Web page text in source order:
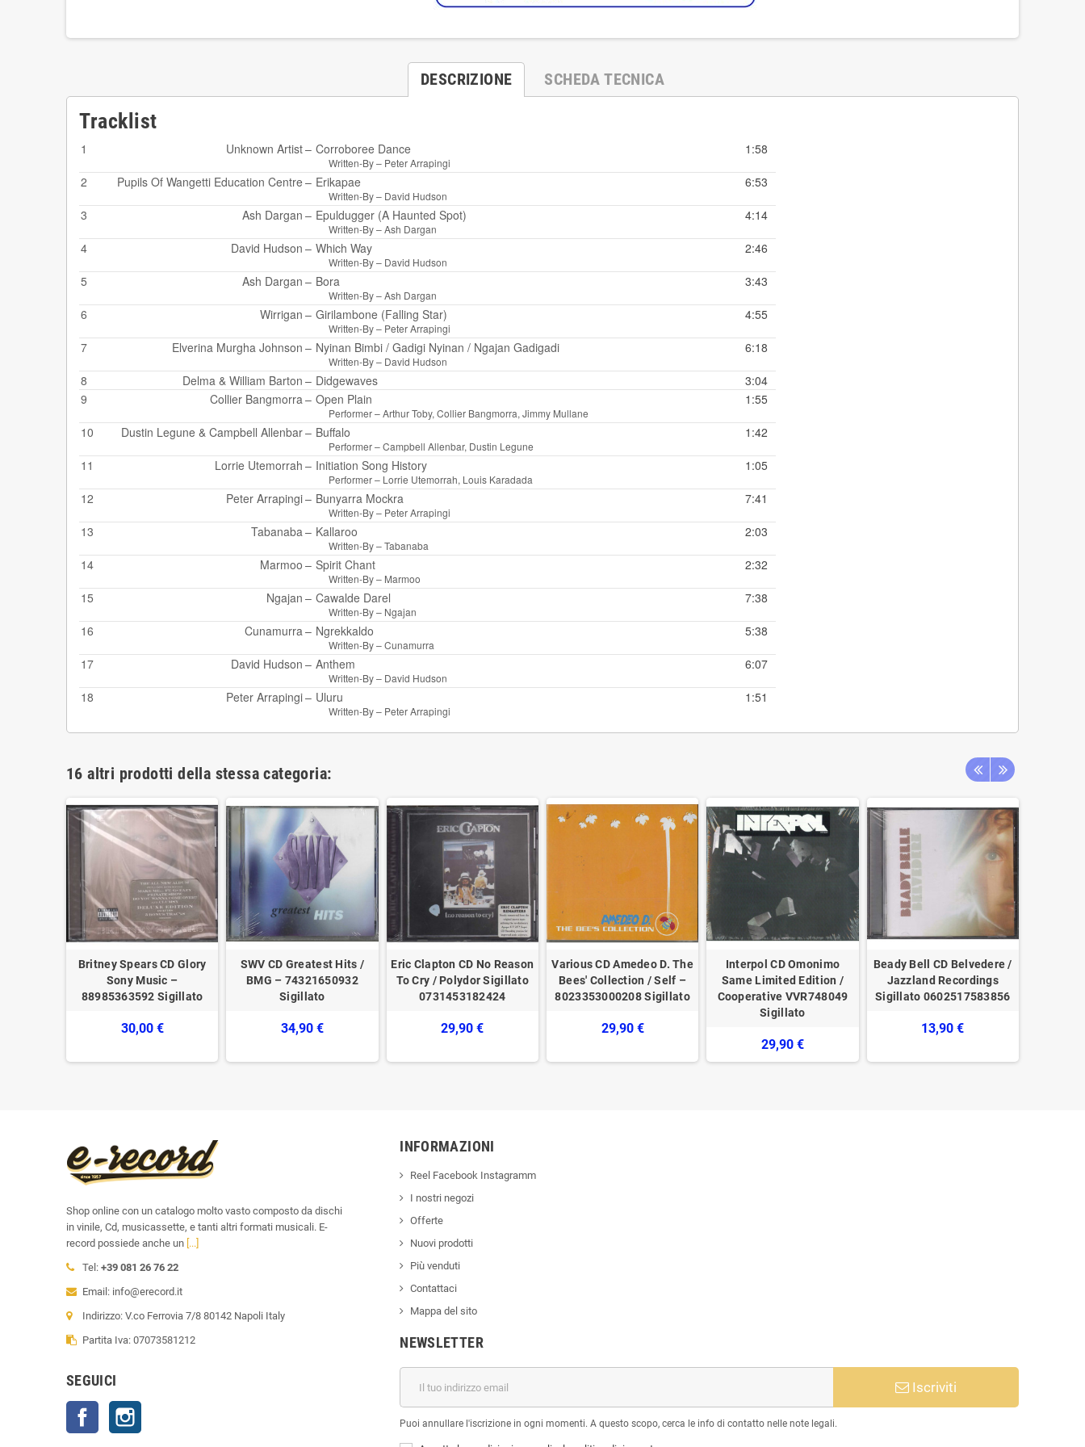
DESCRIZIONE SCHEDA TECNICA
Tracklist
1 Unknown Artist– Corroboree Dance
Written-By – Peter Arrapingi
1:58
2 Pupils Of Wangetti Education Centre – Erikapae
Written-By – David Hudson
6:53
3 Ash Dargan – Epuldugger (A Haunted Spot)
Written-By –Ash Dargan
4:14
4 David Hudson – Which Way
Written-By – David Hudson
2:46
5 Ash Dargan – Bora
Written-By –Ash Dargan
3:43
6 Wirrigan – Girilambone (Falling Star)
Written-By – Peter Arrapingi
4:55
7 Elverina Murgha Johnson – Nyinan Bimbi / Gadigi Nyinan / Ngajan Gadigadi
Written-By – David Hudson
6:18
8 Delma & William Barton – Didgewaves
3:04
9
Collier Bangmorra – Open Plain
Performer –Arthur Toby, Collier Bangmorra, Jimmy Mullane
1:55
10 Dustin Legune & Campbell Allenbar– Buffalo
Performer –Campbell Allenbar, Dustin Legune
1:42
11 Lorrie Utemorrah – Initiation Song History
Performer – Lorrie Utemorrah, Louis Karadada
1:05
12 Peter Arrapingi– Bunyarra Mockra
Written-By – Peter Arrapingi
7:41
13 Tabanaba – Kallaroo
Written-By –Tabanaba
2:03
14 Marmoo – Spirit Chant
Written-By – Marmoo
2:32
15 Ngajan – Cawalde Darel
Written-By – Ngajan
7:38
16 Cunamurra – Ngrekkaldo
Written-By –Cunamurra
5:38
17 David Hudson – Anthem
Written-By – David Hudson
6:07
18 Peter Arrapingi– Uluru
Written-By – Peter Arrapingi
1:51
16 altri prodotti della stessa categoria:
Britney Spears CD Glory
Sony Music –
88985363592 Sigillato
30,00 €
SWV CD Greatest Hits /
BMG – 74321650932
Sigillato
34,90 €
Eric Clapton CD No Reason
To Cry / Polydor Sigillato
0731453182424
29,90 €
Various ‎CD Amedeo D. The
Bees' Collection / Self –
8023353000208 Sigillato
29,90 €
Interpol CD Omonimo
Same Limited Edition /
Cooperative VVR748049
Sigillato
29,90 €
Beady Bell CD Belvedere /
Jazzland Recordings
Sigillato 0602517583856
13,90 €
Shop online con un catalogo molto vasto composto da dischi
in vinile, Cd, musicassette, e tanti altri formati musicali. E-
record possiede anche un [...]
Tel: +39 081 26 76 22
Email: info@erecord.it
Indirizzo: V.co Ferrovia 7/8 80142 Napoli Italy
Partita Iva: 07073581212
SEGUICI
Facebook
INFORMAZIONI
Reel Facebook Instagramm
I nostri negozi
Offerte
Nuovi prodotti
Più venduti
Contattaci
Mappa del sito
NEWSLETTER
Iscriviti
Puoi annullare l'iscrizione in ogni momenti. A questo scopo, cerca le info di contatto nelle note legali.